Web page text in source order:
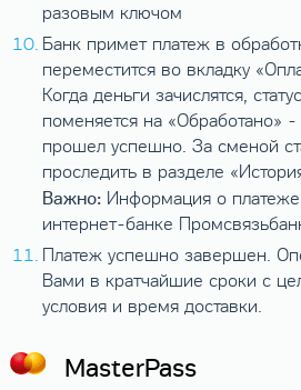
разовым ключом
Банк примет платеж в
переместится во вкладку
Когда деньги зачислятся,
поменяется на «Обработано» -
прошел успешно. За сменой
проследить в разделе
Важно:Информация о платеже
интернет-банке
Платеж успешно завершен.
Вами в кратчайшие сроки с
условия и время доставки.
MasterPass